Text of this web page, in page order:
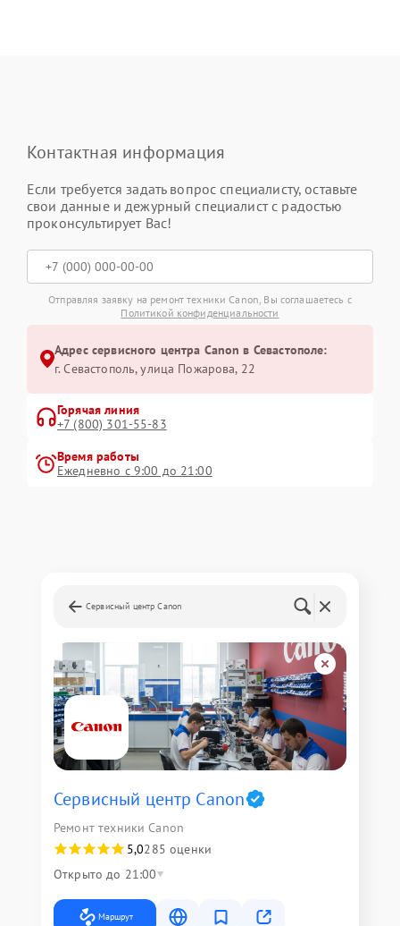
Контактная информация
Если требуется задать вопрос специалисту, оставьте
свои данные и дежурный специалист с радостью
проконсультирует Вас!
Отправляя заявку на ремонт техники Canon, Вы соглашаетесь с
Политикой конфиденциальности
Адрес сервисного центра Canon в Севастополе:
г. Севастополь, улица Пожарова, 22
Горячая линия
+7 (800) 301-55-83
Время работы
Ежедневно с 9:00 до 21:00
Сервисный центр Canon
Сервисный центр Canon
Ремонт техники Canon
5,0285 оценки
Открыто до 21:00
Маршрут